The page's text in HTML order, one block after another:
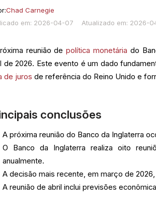
Chad Carnegie
em: 2026-04-07
Atualizado em: 2026-
reunião depolítica monetária do
de 2026. Este evento é um dado
de juros de referência do Reino Unido e
conclusões
A próxima reunião do Banco da Inglaterra
O Banco da Inglaterra realiza oito
anualmente.
A decisão mais recente, em março de
A reunião de abril inclui previsões